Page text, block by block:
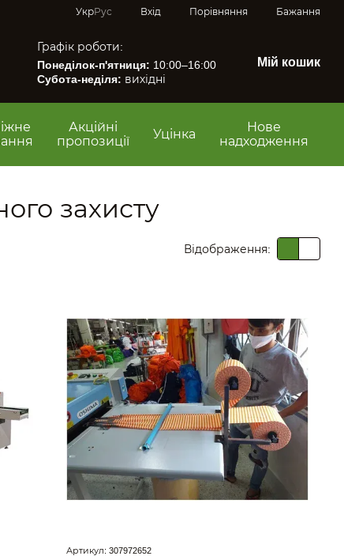
УкрРус Вхід Порівняння Бажання
Графік роботи:
Понеділок-п'ятниця: 10:00–16:00
Субота-неділя: вихідні
Мій кошик
Акційні
пропозиції
Уцінка
Нове
надходження
захисту
Відображення:
Артикул: 307972652